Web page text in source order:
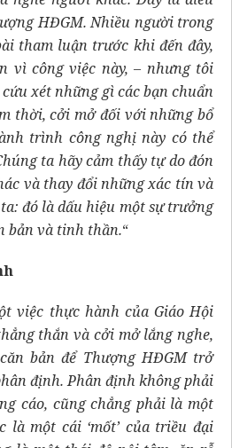
HĐGM. Nhiều người trong
tham luận trước khi đến đây,
vì công việc này, – nhưng tôi
xét những gì các bạn chuẩn
thời, cởi mở đối với những bổ
trình công nghị này có thể
ta hãy cảm thấy tự do đón
và thay đổi những xác tín và
đó là dấu hiệu một sự trưởng
bản và tinh thần.“
việc thực hành của Giáo Hội
thắn và cởi mở lắng nghe,
bản để Thượng HĐGM trở
định. Phân định không phải
cáo, cũng chẳng phải là một
là một cái ‘mốt’ của triều đại